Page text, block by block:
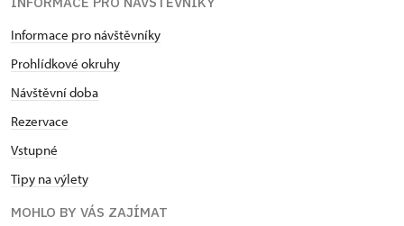
Informace pro návštěvníky
Prohlídkové okruhy
Návštěvní doba
Rezervace
Vstupné
Tipy na výlety
MOHLO BY VÁS ZAJÍMAT